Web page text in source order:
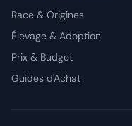
Race & Origines
Élevage & Adoption
Prix & Budget
Guides d'Achat